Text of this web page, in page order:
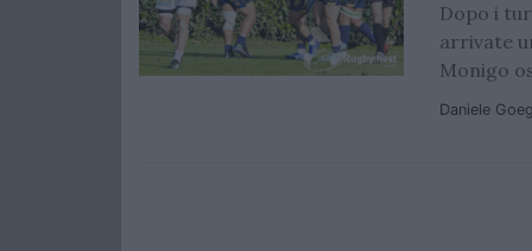
Dopo i
arrivate
Monigo
Daniele